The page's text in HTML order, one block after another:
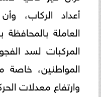
أعداد الركاب،
العاملة
المركبات لسد
المواطنين،
وارتفاع معدلات